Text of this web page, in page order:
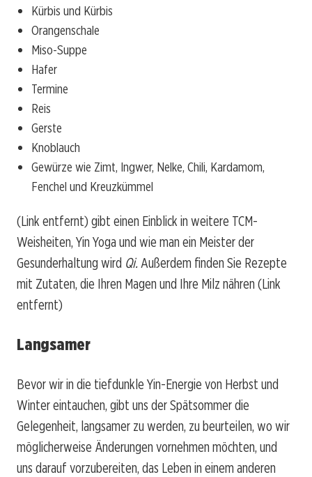
Kürbis und Kürbis
Orangenschale
Miso-Suppe
Hafer
Termine
Reis
Gerste
Knoblauch
Gewürze wie Zimt, Ingwer, Nelke, Chili, Kardamom,
Fenchel und Kreuzkümmel
(Link entfernt) gibt einen Einblick in weitere TCM-
Weisheiten, Yin Yoga und wie man ein Meister der
Gesunderhaltung wird Qi. Außerdem finden Sie Rezepte
mit Zutaten, die Ihren Magen und Ihre Milz nähren (Link
entfernt)
Langsamer
Bevor wir in die tiefdunkle Yin-Energie von Herbst und
Winter eintauchen, gibt uns der Spätsommer die
Gelegenheit, langsamer zu werden, zu beurteilen, wo wir
möglicherweise Änderungen vornehmen möchten, und
uns darauf vorzubereiten, das Leben in einem anderen